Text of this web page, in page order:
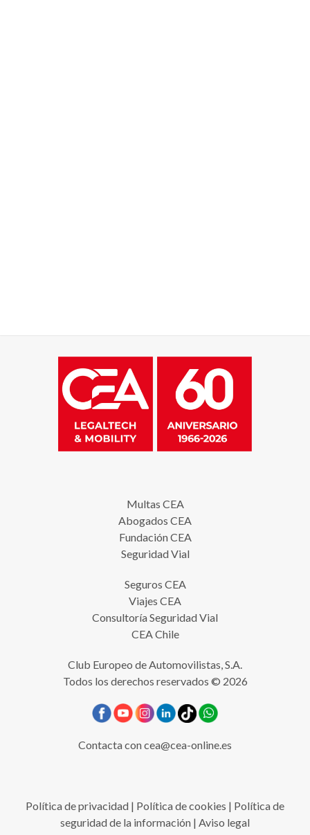
Multas CEA
Abogados CEA
Fundación CEA
Seguridad Vial
Seguros CEA
Viajes CEA
Consultoría Seguridad Vial
CEA Chile
Club Europeo de Automovilistas, S.A.
Todos los derechos reservados © 2026
Contacta concea@cea-online.es
Política de privacidad | Política de cookies | Política de
seguridad de la información | Aviso legal